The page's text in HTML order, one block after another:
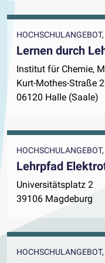
Lernen durch
Institut für Chemie,
Kurt-Mothes-Straße 2
06120 Halle (Saale)
Lehrpfad
Universitätsplatz 2
39106 Magdeburg